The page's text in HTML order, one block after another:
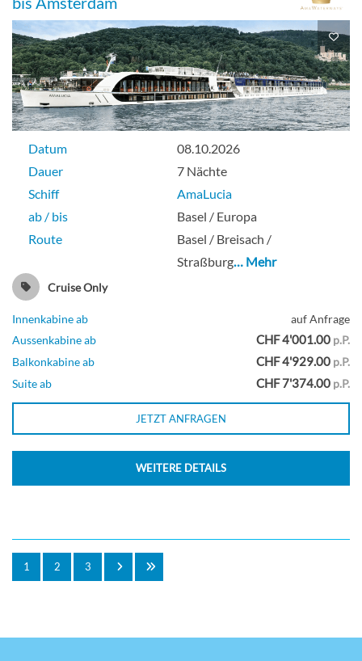
Datum
08.10.2026
Dauer
7 Nächte
Schiff
AmaLucia
ab / bis
Basel / Europa
Route
Basel / Breisach /
Straßburg… Mehr
Cruise Only
Innenkabine ab
auf Anfrage
Aussenkabine ab
CHF 4'001.00 p.P.
Balkonkabine ab
CHF 4'929.00 p.P.
Suite ab
CHF 7'374.00 p.P.
JETZT ANFRAGEN
WEITERE DETAILS
1 2 3